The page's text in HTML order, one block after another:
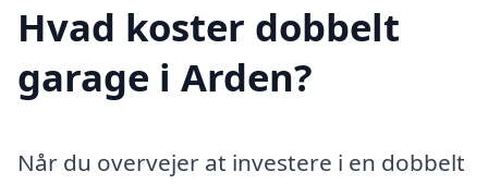
Hvad koster dobbelt
garage i Arden?
Når du overvejer at investere i en dobbelt